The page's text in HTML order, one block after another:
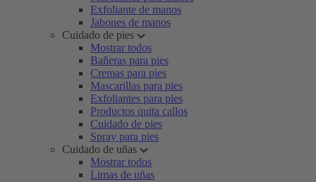
Exfoliante de manos
Jabones de manos
Cuidado de pies
Mostrar todos
Bañeras para pies
Cremas para pies
Mascarillas para pies
Exfoliantes para pies
Productos quita callos
Cuidado de pies
Spray para pies
Cuidado de uñas
Mostrar todos
Limas de uñas